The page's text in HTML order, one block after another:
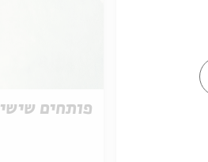
פותחים שישי